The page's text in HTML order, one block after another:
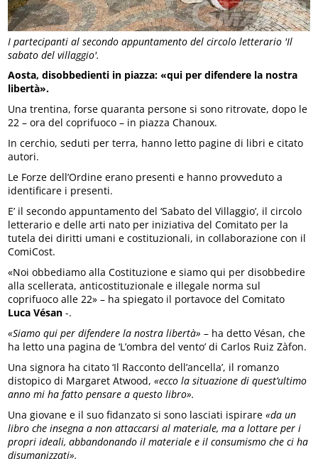
I partecipanti al secondo appuntamento del circolo letterario 'Il
sabato del villaggio'.
Aosta, disobbedienti in piazza: «qui per difendere la nostra
libertà».
Una trentina, forse quaranta persone si sono ritrovate, dopo le
22 – ora del coprifuoco – in piazza Chanoux.
In cerchio, seduti per terra, hanno letto pagine di libri e citato
autori.
Le Forze dell’Ordine erano presenti e hanno provveduto a
identificare i presenti.
E’ il secondo appuntamento del ‘Sabato del Villaggio’, il circolo
letterario e delle arti nato per iniziativa del Comitato per la
tutela dei diritti umani e costituzionali, in collaborazione con il
ComiCost.
«Noi obbediamo alla Costituzione e siamo qui per disobbedire
alla scellerata, anticostituzionale e illegale norma sul
coprifuoco alle 22» – ha spiegato il portavoce del Comitato
Luca Vésan -.
«Siamo qui per difendere la nostra libertà» – ha detto Vésan, che
ha letto una pagina de ‘L’ombra del vento’ di Carlos Ruiz Zàfon.
Una signora ha citato ‘Il Racconto dell’ancella’, il romanzo
distopico di Margaret Atwood, «ecco la situazione di quest’ultimo
anno mi ha fatto pensare a questo libro».
Una giovane e il suo fidanzato si sono lasciati ispirare«da un
libro che insegna a non attaccarsi al materiale, ma a lottare per i
propri ideali, abbandonando il materiale e il consumismo che ci ha
disumanizzati».